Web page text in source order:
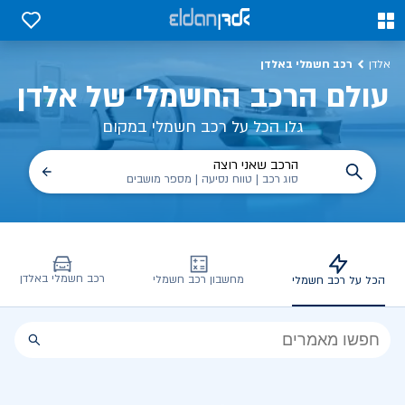
0
0
אלדן רכב חשמלי באלדן
עולם הרכב החשמלי של אלדן
גלו הכל על רכב חשמלי במקום
הרכב שאני רוצה
סוג רכב | טווח נסיעה | מספר מושבים
הכל על רכב חשמלי מחשבון רכב חשמלי רכב חשמלי באלדן
הכל
הכל על רכב חשמלי, שימושים, טכנולוגיה וכל מה שכדי לדעת | אלדן